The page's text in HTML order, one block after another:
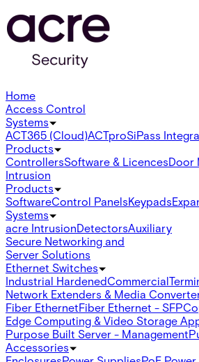
Home
Access Control
Systems
ACT365 (Cloud)ACTproSiPass
Products
ControllersSoftware & LicencesDoor
Intrusion
Products
SoftwareControl PanelsKeypads
Systems
acre IntrusionDetectorsAuxiliary
Secure Networking and
Server Solutions
Ethernet Switches
Industrial HardenedCommercial
Network Extenders & Media
Fiber EthernetFiber Ethernet - SFP
Edge Computing & Video Storage
Purpose Built Server - Management
Accessories